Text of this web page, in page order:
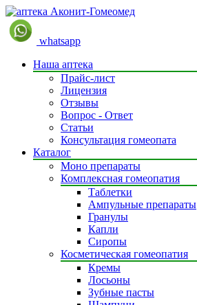
whatsapp
Наша аптека
Прайс-лист
Лицензия
Отзывы
Вопрос - Ответ
Статьи
Консультация гомеопата
Каталог
Моно препараты
Комплексная гомеопатия
Таблетки
Ампульные препараты
Гранулы
Капли
Сиропы
Косметическая гомеопатия
Кремы
Лосьоны
Зубные пасты